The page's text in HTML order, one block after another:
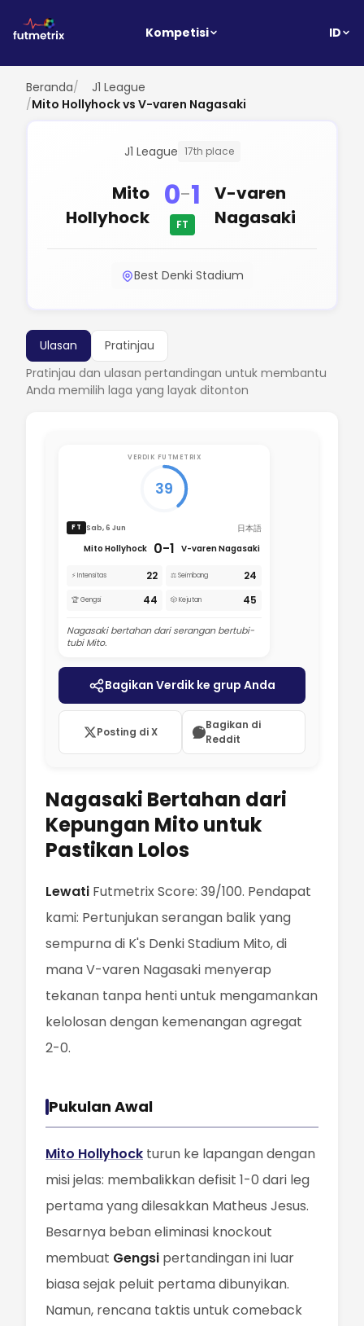
Kompetisi ID
Beranda/
J1 League
/Mito Hollyhock vs V-varen Nagasaki
J1 League 17th place
Mito
Hollyhock
0-1
FT
V-varen
Nagasaki
Best Denki Stadium
Ulasan
Pratinjau
Pratinjau dan ulasan pertandingan untuk membantu
Anda memilih laga yang layak ditonton
VERDIK FUTMETRIX
39
FT Sab, 6 Jun
日本語
Mito Hollyhock 0-1 V-varen Nagasaki
⚡ Intensitas 22 ⚖️ Seimbang 24
🏆 Gengsi 44 🎲 Kejutan 45
Nagasaki bertahan dari serangan bertubi-
tubi Mito.
Bagikan Verdik ke grup Anda
Posting di X
Bagikan di
Reddit
Nagasaki Bertahan dari
Kepungan Mito untuk
Pastikan Lolos
Lewati Futmetrix Score: 39/100. Pendapat
kami: Pertunjukan serangan balik yang
sempurna di K's Denki Stadium Mito, di
mana V-varen Nagasaki menyerap
tekanan tanpa henti untuk mengamankan
kelolosan dengan kemenangan agregat
2-0.
Pukulan Awal
Mito Hollyhock turun ke lapangan dengan
misi jelas: membalikkan defisit 1-0 dari leg
pertama yang dilesakkan Matheus Jesus.
Besarnya beban eliminasi knockout
membuat Gengsi pertandingan ini luar
biasa sejak peluit pertama dibunyikan.
Namun, rencana taktis untuk comeback